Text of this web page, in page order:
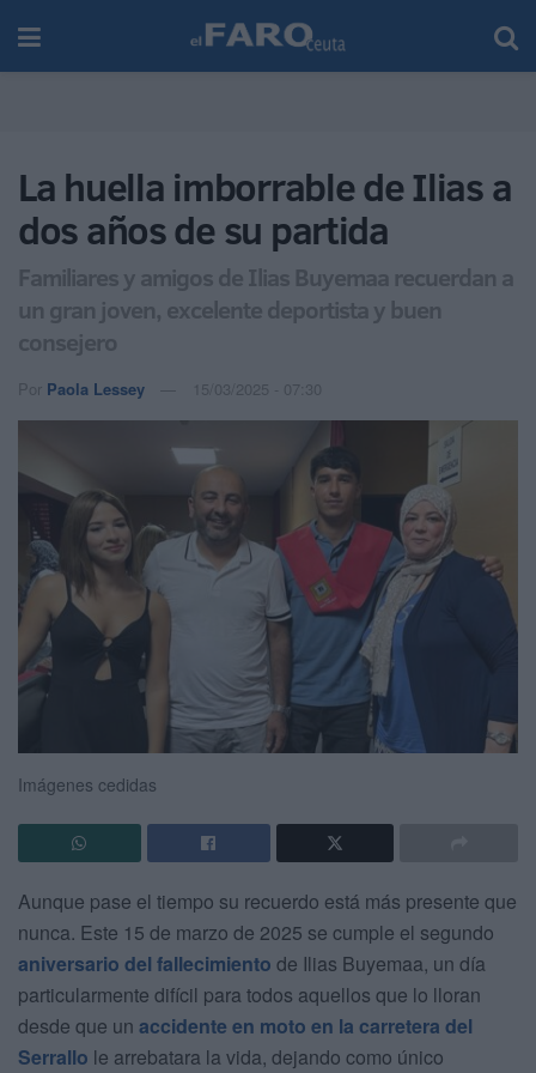
La huella imborrable de Ilias a
dos años de su partida
Familiares y amigos de Ilias Buyemaa recuerdan a
un gran joven, excelente deportista y buen
consejero
Por Paola Lessey 15/03/2025 - 07:30
Imágenes cedidas
Aunque pase el tiempo su recuerdo está más presente que
nunca. Este 15 de marzo de 2025 se cumple el segundo
aniversario del fallecimiento de Ilias Buyemaa, un día
particularmente difícil para todos aquellos que lo lloran
desde que un accidente en moto en la carretera del
Serrallo le arrebatara la vida, dejando como único